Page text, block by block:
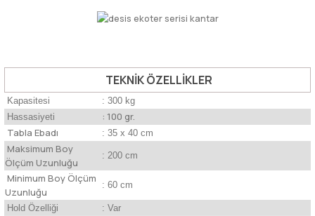
TEKNİK ÖZELLİKLER
Kapasitesi
: 300 kg
Hassasiyeti
: 100 gr.
Tabla Ebadı
: 35 x 40 cm
Maksimum Boy
Ölçüm Uzunluğu
: 200 cm
Minimum Boy Ölçüm
Uzunluğu
: 60 cm
Hold Özelliği : Var